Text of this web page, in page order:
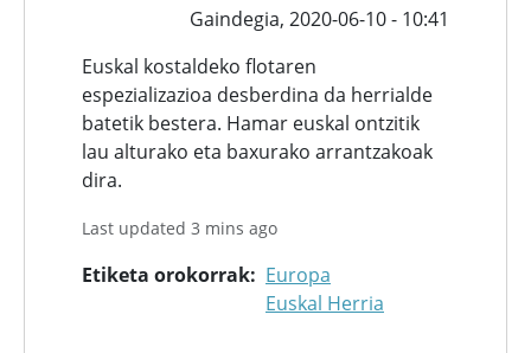
Gaindegia, 2020-06-10 - 10:41
Euskal kostaldeko flotaren
espezializazioa desberdina da herrialde
batetik bestera. Hamar euskal ontzitik
lau alturako eta baxurako arrantzakoak
dira.
Last updated 3 mins ago
Etiketa orokorrak
Europa
Euskal Herria